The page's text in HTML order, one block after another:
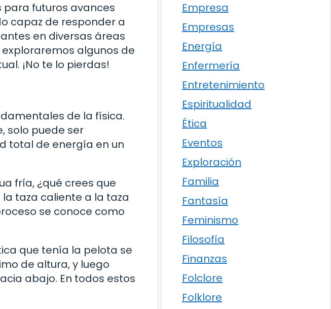
para futuros avances
capaz de responder a
en diversas áreas
algunos de
¡No te lo pierdas!
de la física.
solo puede ser
total de energía en un
fría, ¿qué crees que
taza caliente a la taza
se conoce como
que tenía la pelota se
de altura, y luego
abajo. En todos estos
Empresa
Empresas
Energía
Enfermería
Entretenimiento
Espiritualidad
Ética
Eventos
Exploración
Familia
Fantasía
Feminismo
Filosofía
Finanzas
Folclore
Folklore